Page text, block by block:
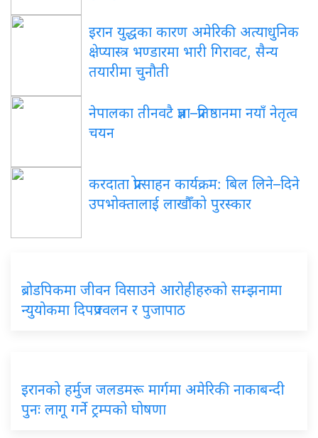
इरान युद्धका कारण अमेरिकी अत्याधुनिक
क्षेप्यास्त्र भण्डारमा भारी गिरावट, सैन्य
तयारीमा चुनौती
नेपालका तीनवटै प्रज्ञा–प्रतिष्ठानमा नयाँ नेतृत्व
चयन
करदाता प्रोत्साहन कार्यक्रम: बिल लिने–दिने
उपभोक्तालाई लाखौँको पुरस्कार
ब्रोडपिकमा जीवन विसाउने आरोहीहरुको सम्झनामा
न्युयोकमा दिपप्रज्वलन र पुजापाठ
इरानको हर्मुज जलडमरू मार्गमा अमेरिकी नाकाबन्दी
पुनः लागू गर्ने ट्रम्पको घोषणा